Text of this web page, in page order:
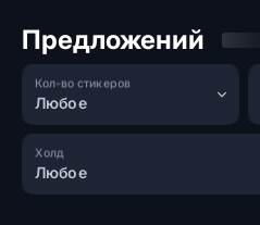
Предложений
Любое
Кол-во стикеров
Любое
Холд